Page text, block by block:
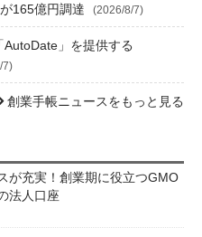
165億円調達
(2026/8/7)
AutoDate」を提供する
7)
創業手帳ニュースをもっと見る
が充実！創業期に役立つGMO
法人口座